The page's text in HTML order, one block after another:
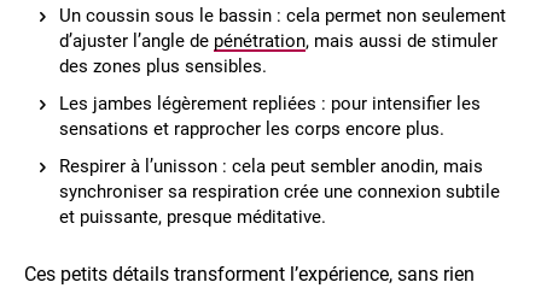
Un coussin sous le bassin : cela permet non seulement
d’ajuster l’angle de pénétration, mais aussi de stimuler
des zones plus sensibles.
Les jambes légèrement repliées : pour intensifier les
sensations et rapprocher les corps encore plus.
Respirer à l’unisson : cela peut sembler anodin, mais
synchroniser sa respiration crée une connexion subtile
et puissante, presque méditative.
Ces petits détails transforment l’expérience, sans rien